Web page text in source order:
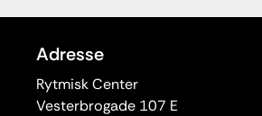
Adresse
Rytmisk Center
Vesterbrogade 107 E